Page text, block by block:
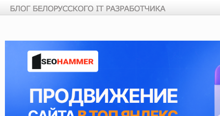
Перейти к основному содержанию